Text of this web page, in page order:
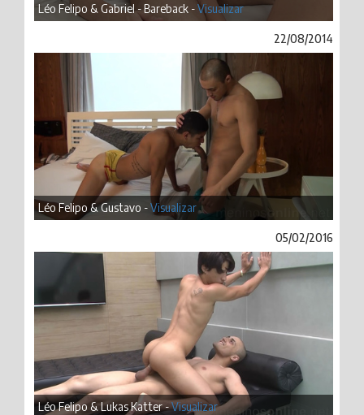
Léo Felipo & Gabriel - Bareback -Visualizar
22/08/2014
Léo Felipo & Gustavo -Visualizar
05/02/2016
Léo Felipo & Lukas Katter -Visualizar